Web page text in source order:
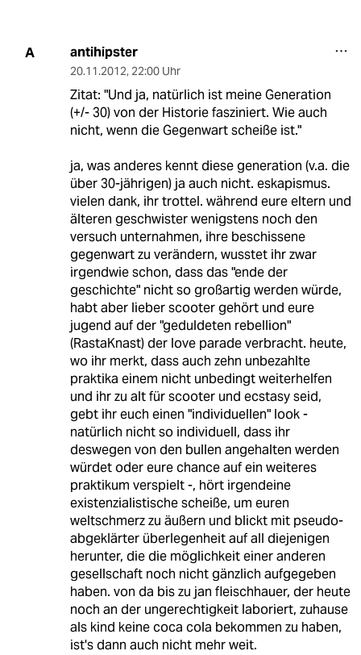
A antihipster
20.11.2012, 22:00 Uhr
Zitat: "Und ja, natürlich ist meine Generation
(+/- 30) von der Historie fasziniert. Wie auch
nicht, wenn die Gegenwart scheiße ist."
ja, was anderes kennt diese generation (v.a. die
über 30-jährigen) ja auch nicht. eskapismus.
vielen dank, ihr trottel. während eure eltern und
älteren geschwister wenigstens noch den
versuch unternahmen, ihre beschissene
gegenwart zu verändern, wusstet ihr zwar
irgendwie schon, dass das "ende der
geschichte" nicht so großartig werden würde,
habt aber lieber scooter gehört und eure
jugend auf der "geduldeten rebellion"
(RastaKnast) der love parade verbracht. heute,
wo ihr merkt, dass auch zehn unbezahlte
praktika einem nicht unbedingt weiterhelfen
und ihr zu alt für scooter und ecstasy seid,
gebt ihr euch einen "individuellen" look -
natürlich nicht so individuell, dass ihr
deswegen von den bullen angehalten werden
würdet oder eure chance auf ein weiteres
praktikum verspielt -, hört irgendeine
existenzialistische scheiße, um euren
weltschmerz zu äußern und blickt mit pseudo-
abgeklärter überlegenheit auf all diejenigen
herunter, die die möglichkeit einer anderen
gesellschaft noch nicht gänzlich aufgegeben
haben. von da bis zu jan fleischhauer, der heute
noch an der ungerechtigkeit laboriert, zuhause
als kind keine coca cola bekommen zu haben,
ist's dann auch nicht mehr weit.